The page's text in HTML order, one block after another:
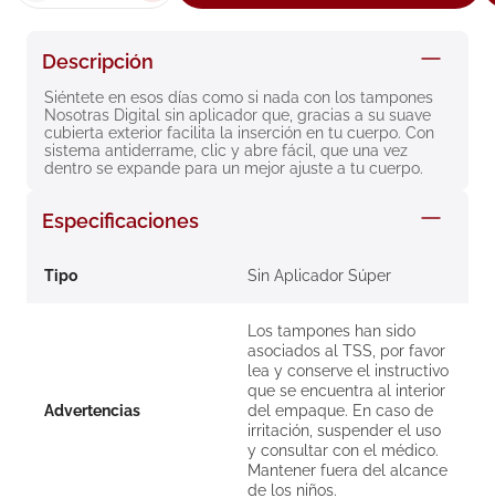
Descripción
Siéntete en esos días como si nada con los tampones
Nosotras Digital sin aplicador que, gracias a su suave
cubierta exterior facilita la inserción en tu cuerpo. Con
sistema antiderrame, clic y abre fácil, que una vez
dentro se expande para un mejor ajuste a tu cuerpo.
Especificaciones
Tipo Sin Aplicador Súper
Advertencias
Los tampones han sido
asociados al TSS, por favor
lea y conserve el instructivo
que se encuentra al interior
del empaque. En caso de
irritación, suspender el uso
y consultar con el médico.
Mantener fuera del alcance
de los niños.
7. isdin
8. roche posay
9. megacistin